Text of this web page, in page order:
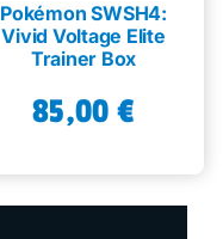
Pokémon SWSH4:
Vivid Voltage Elite
Trainer Box
85,00 €